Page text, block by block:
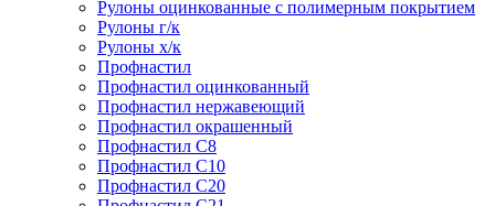
Рулоны оцинкованные с полимерным покрытием
Рулоны г/к
Рулоны х/к
Профнастил
Профнастил оцинкованный
Профнастил нержавеющий
Профнастил окрашенный
Профнастил С8
Профнастил С10
Профнастил С20